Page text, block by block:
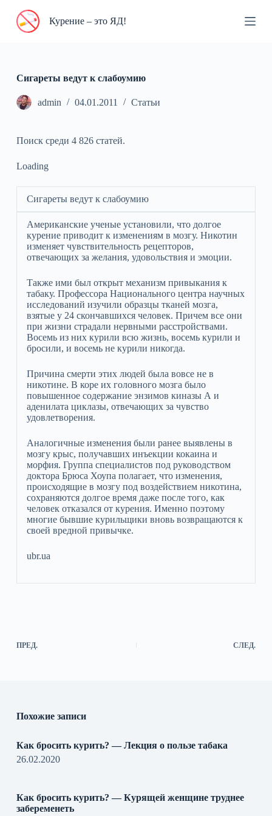
П
и
Курение – это ЯД!
Сигареты ведут к слабоумию
admin 04.01.2011 Статьи
Поиск среди 4 826 статей.
Loading
Сигареты ведут к слабоумию
Американские ученые установили, что долгое
курение приводит к изменениям в мозгу. Никотин
изменяет чувствительность рецепторов,
отвечающих за желания, удовольствия и эмоции.
Также ими был открыт механизм привыкания к
табаку. Профессора Национального центра научных
исследований изучили образцы тканей мозга,
взятые у 24 скончавшихся человек. Причем все они
при жизни страдали нервными расстройствами.
Восемь из них курили всю жизнь, восемь курили и
бросили, и восемь не курили никогда.
Причина смерти этих людей была вовсе не в
никотине. В коре их головного мозга было
повышенное содержание энзимов киназы А и
аденилата циклазы, отвечающих за чувство
удовлетворения.
Аналогичные изменения были ранее выявлены в
мозгу крыс, получавших инъекции кокаина и
морфия. Группа специалистов под руководством
доктора Брюса Хоупа полагает, что изменения,
происходящие в мозгу под воздействием никотина,
сохраняются долгое время даже после того, как
человек отказался от курения. Именно поэтому
многие бывшие курильщики вновь возвращаются к
своей вредной привычке.
ubr.ua
ПРЕД. СЛЕД.
Похожие записи
Как бросить курить? — Лекция о пользе табака
26.02.2020
Как бросить курить? — Курящей женщине труднее
забеременеть